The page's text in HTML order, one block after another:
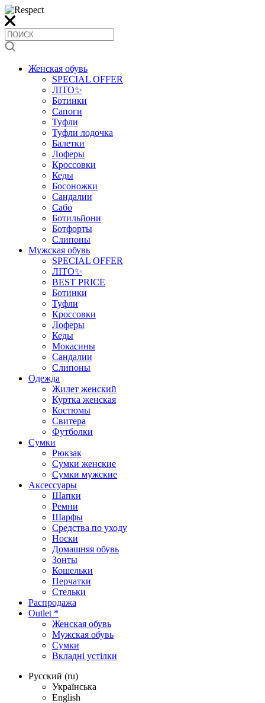
Женская обувь
SPECIAL OFFER
ЛІТО✨
Ботинки
Сапоги
Туфли
Туфли лодочка
Балетки
Лоферы
Кроссовки
Кеды
Босоножки
Сандалии
Сабо
Ботильйони
Ботфорты
Слипоны
Мужская обувь
SPECIAL OFFER
ЛІТО✨
BEST PRICE
Ботинки
Туфли
Кроссовки
Лоферы
Кеды
Мокасины
Сандалии
Слипоны
Одежда
Жилет женский
Куртка женская
Костюмы
Свитера
Футболки
Сумки
Рюкзак
Сумки женские
Сумки мужские
Аксеcсуары
Шапки
Ремни
Шарфы
Средства по уходу
Носки
Домашняя обувь
Зонты
Кошельки
Перчатки
Стельки
Распродажа
Outlet *
Женская обувь
Мужская обувь
Сумки
Вкладні устілки
Русский (ru)
Українська
English